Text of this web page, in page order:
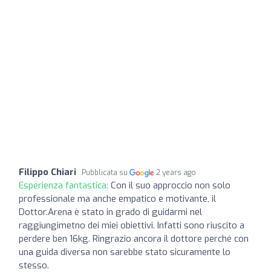
Filippo Chiari Pubblicata su 2 years ago
Esperienza fantastica: Con il suo approccio non solo
professionale ma anche empatico e motivante, il
Dottor.Arena è stato in grado di guidarmi nel
raggiungimetno dei miei obiettivi. Infatti sono riuscito a
perdere ben 16kg. Ringrazio ancora il dottore perché con
una guida diversa non sarebbe stato sicuramente lo
stesso.